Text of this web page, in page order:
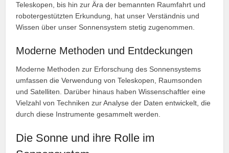
Teleskopen, bis hin zur Ära der bemannten Raumfahrt und
robotergestützten Erkundung, hat unser Verständnis und
Wissen über unser Sonnensystem stetig zugenommen.
Moderne Methoden und Entdeckungen
Moderne Methoden zur Erforschung des Sonnensystems
umfassen die Verwendung von Teleskopen, Raumsonden
und Satelliten. Darüber hinaus haben Wissenschaftler eine
Vielzahl von Techniken zur Analyse der Daten entwickelt, die
durch diese Instrumente gesammelt werden.
Die Sonne und ihre Rolle im